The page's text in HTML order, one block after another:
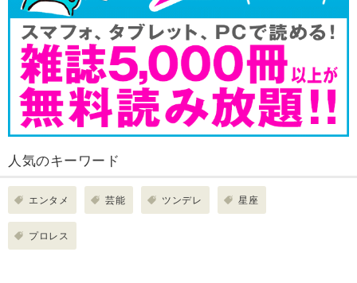
人気のキーワード
エンタメ 芸能 ツンデレ 星座
プロレス